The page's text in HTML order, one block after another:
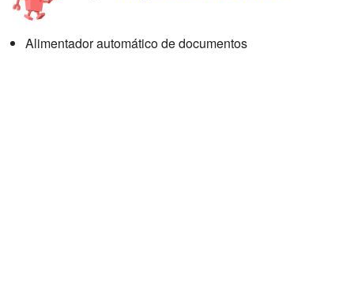
Alimentador automático de documentos